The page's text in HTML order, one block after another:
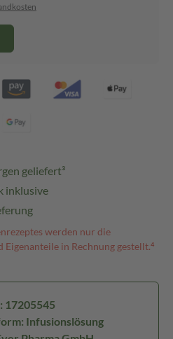
geliefert³
inklusive
werden nur die
Eigenanteile in Rechnung gestellt.⁴
17205545
Infusionslösung